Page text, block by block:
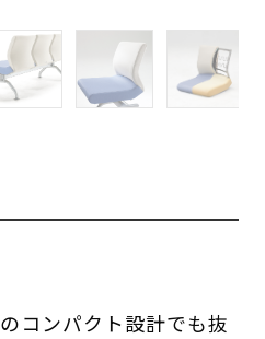
コンパクト設計でも抜